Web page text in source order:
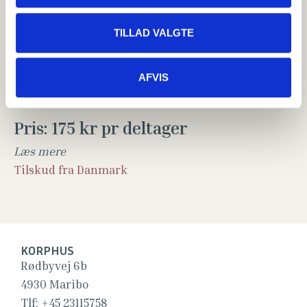
TILLAD VALGTE
AFVIS
Næste gang: 12. august 2026
Pris: 175 kr pr deltager
Læs mere
Tilskud fra Danmark
KORPHUS
Rødbyvej 6b
4930 Maribo
Tlf: +45 23115758